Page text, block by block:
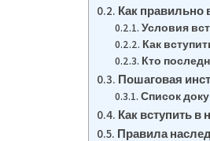
Как правильно
Условия
Как
Кто
Пошаговая
Список
Как вступить в
Правила